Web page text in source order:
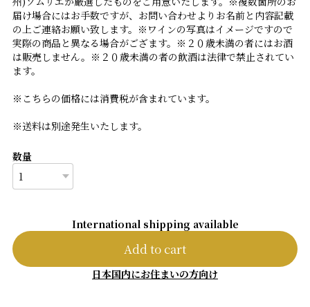
届け場合にはお手数ですが、お問い合わせよりお名前と内容記載
の上ご連絡お願い致します。※ワインの写真はイメージですので
実際の商品と異なる場合がござます。※２０歳未満の者にはお酒
は販売しません。※２０歳未満の者の飲酒は法律で禁止されてい
ます。
※こちらの価格には消費税が含まれています。
※送料は別途発生いたします。
数量
International shipping available
Add to cart
日本国内にお住まいの方向け